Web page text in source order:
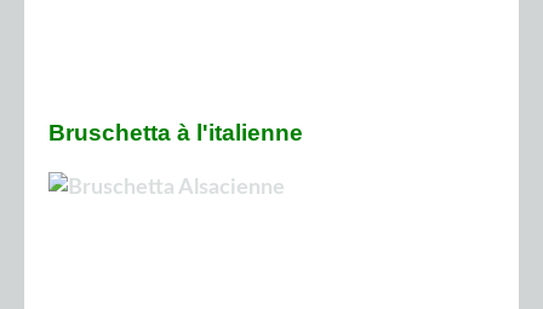
Bruschetta à l'italienne